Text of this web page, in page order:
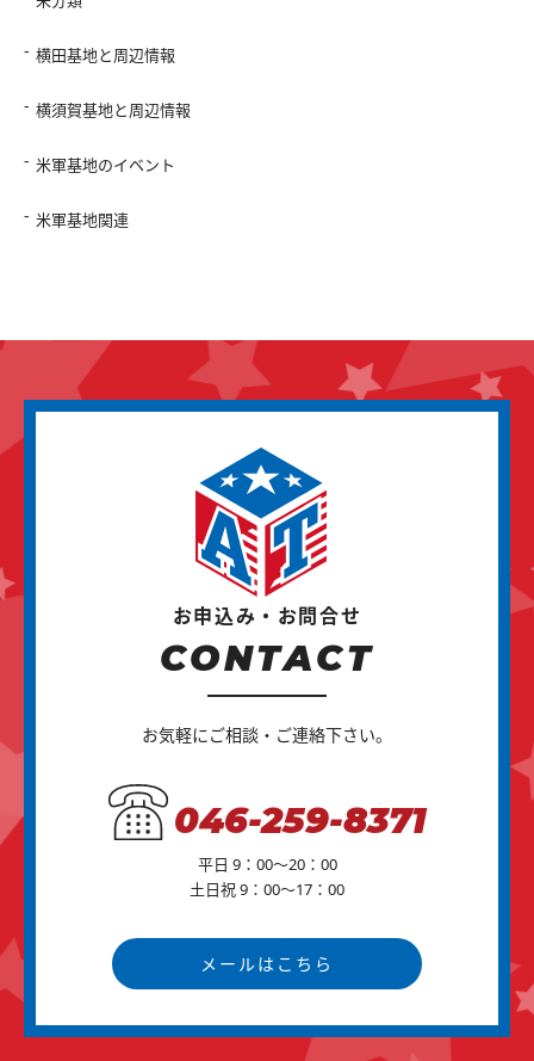
横田基地と周辺情報
横須賀基地と周辺情報
米軍基地のイベント
米軍基地関連
お申込み・お問合せ
CONTACT
お気軽にご相談・ご連絡下さい。
046-259-8371
平日 9：00～20：00
土日祝 9：00～17：00
メールはこちら